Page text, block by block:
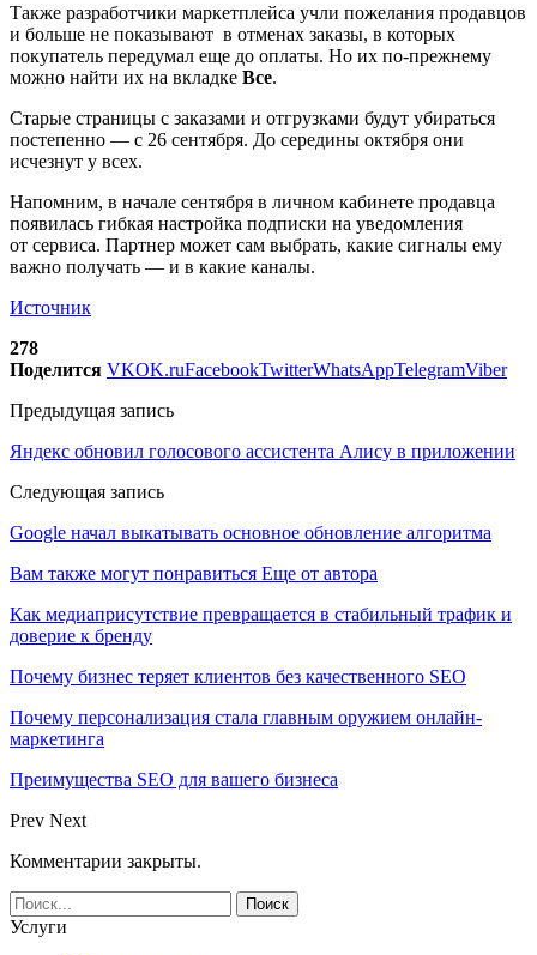
Также разработчики маркетплейса учли пожелания продавцов
и больше не показывают в отменах заказы, в которых
покупатель передумал еще до оплаты. Но их по-прежнему
можно найти их на вкладке Все.
Старые страницы с заказами и отгрузками будут убираться
постепенно — с 26 сентября. До середины октября они
исчезнут у всех.
Напомним, в начале сентября в личном кабинете продавца
появилась гибкая настройка подписки на уведомления
от сервиса. Партнер может сам выбрать, какие сигналы ему
важно получать — и в какие каналы.
Источник
278
Поделится VKOK.ruFacebookTwitterWhatsAppTelegramViber
Предыдущая запись
Яндекс обновил голосового ассистента Алису в приложении
Следующая запись
Google начал выкатывать основное обновление алгоритма
Вам также могут понравиться Еще от автора
Как медиаприсутствие превращается в стабильный трафик и
доверие к бренду
Почему бизнес теряет клиентов без качественного SEO
Почему персонализация стала главным оружием онлайн-
маркетинга
Преимущества SEO для вашего бизнеса
Prev Next
Комментарии закрыты.
Услуги